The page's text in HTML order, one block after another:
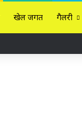
खेल जगत गैलरी